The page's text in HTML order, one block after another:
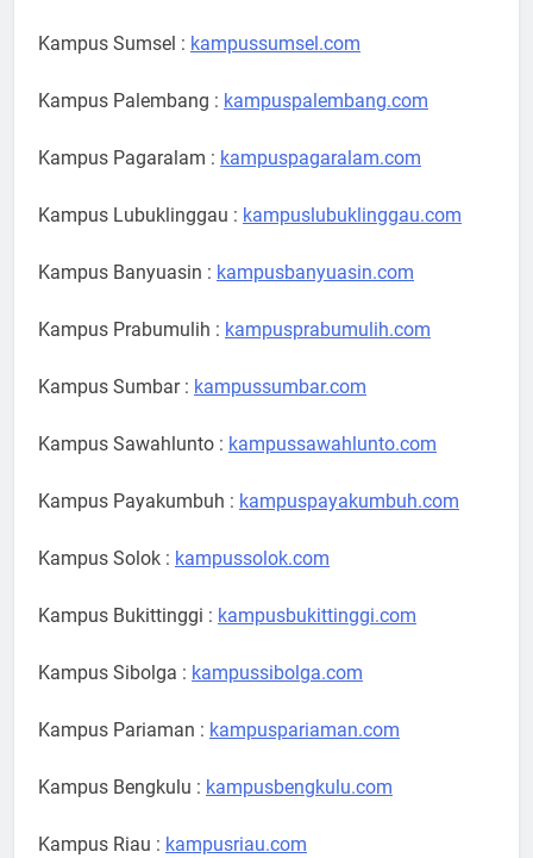
Kampus Sumsel : kampussumsel.com
Kampus Palembang : kampuspalembang.com
Kampus Pagaralam : kampuspagaralam.com
Kampus Lubuklinggau : kampuslubuklinggau.com
Kampus Banyuasin : kampusbanyuasin.com
Kampus Prabumulih : kampusprabumulih.com
Kampus Sumbar : kampussumbar.com
Kampus Sawahlunto : kampussawahlunto.com
Kampus Payakumbuh : kampuspayakumbuh.com
Kampus Solok : kampussolok.com
Kampus Bukittinggi : kampusbukittinggi.com
Kampus Sibolga : kampussibolga.com
Kampus Pariaman : kampuspariaman.com
Kampus Bengkulu : kampusbengkulu.com
Kampus Riau : kampusriau.com